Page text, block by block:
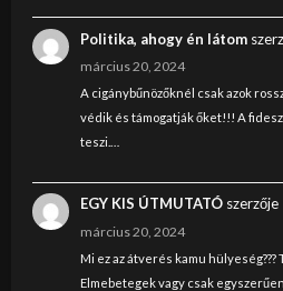
Politika, ahogy én látom
március 20, 2024
A cigánybűnözőknél csak azok
védik és támogatják őket!!! A
teszi.…
EGY KIS ÚTMUTATÓszerzője
március 20, 2024
Mi ez az átverés kamu hülyeség???
Elmebetegek vagy csak